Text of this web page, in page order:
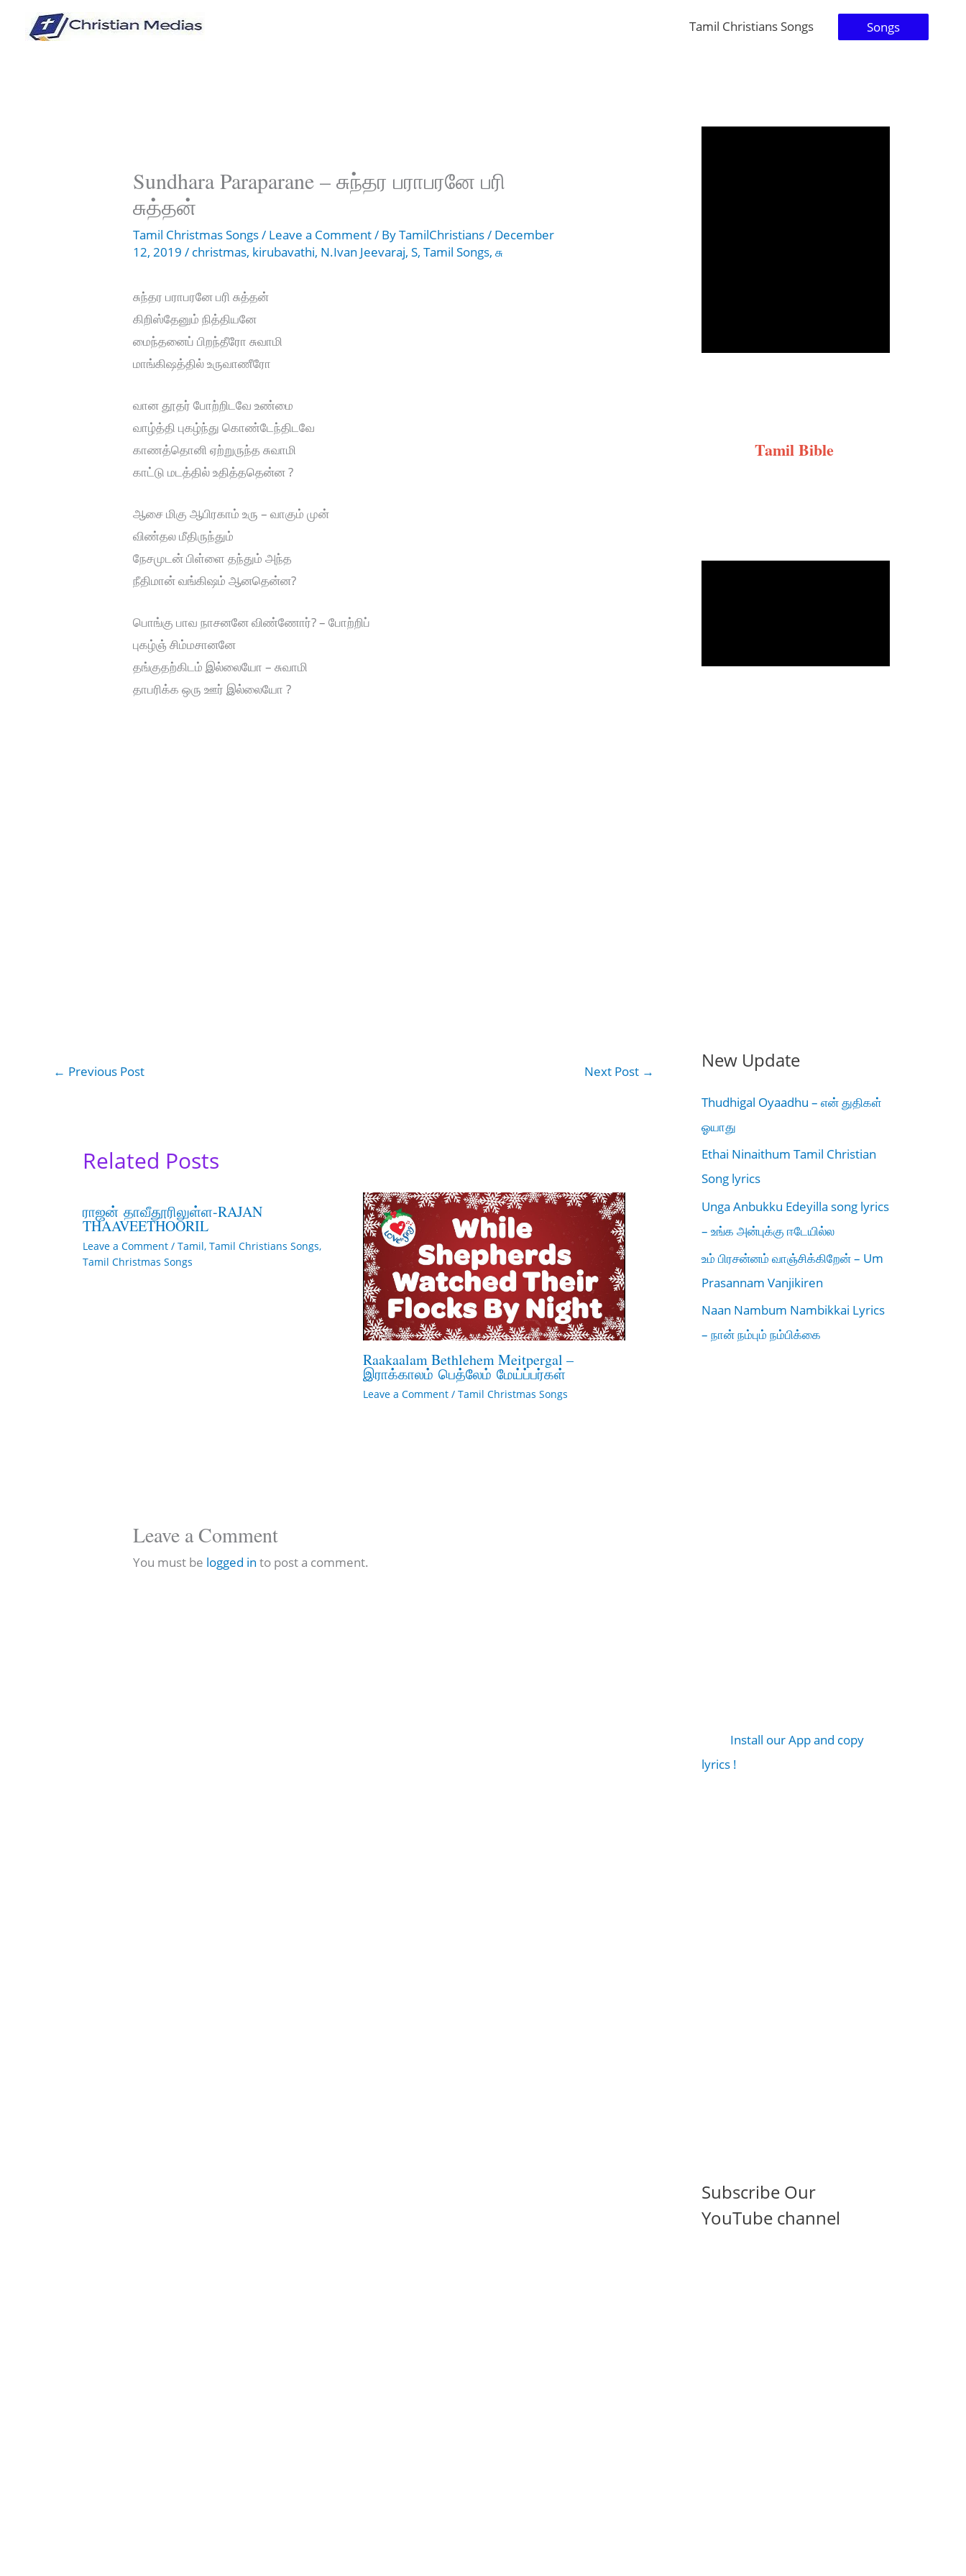
Tamil Christians Songs Songs
Sundhara Paraparane – சுந்தர பராபரனே பரி
சுத்தன்
Tamil Christmas Songs/ Leave a Comment/ ByTamilChristians/ December
12, 2019/ christmas, kirubavathi, N.Ivan Jeevaraj,S,Tamil Songs,சு
சுந்தர பராபரனே பரி சுத்தன்
கிறிஸ்தேனும் நித்தியனே
மைந்தனைப் பிறந்தீரோ சுவாமி
மாங்கிஷத்தில் உருவாணீரோ
வான தூதர் போற்றிடவே உண்மை
வாழ்த்தி புகழ்ந்து கொண்டேந்திடவே
காணத்தொனி ஏற்றுருந்த சுவாமி
காட்டு மடத்தில் உதித்ததென்ன ?
ஆசை மிகு ஆபிரகாம் உரு – வாகும் முன்
விண்தல மீதிருந்தும்
நேசமுடன் பிள்ளை தந்தும் அந்த
நீதிமான் வங்கிஷம் ஆனதென்ன?
பொங்கு பாவ நாசனனே விண்ணோர்? – போற்றிப்
புகழ்ஞ் சிம்மசானனே
தங்குதற்கிடம் இல்லையோ – சுவாமி
தாபரிக்க ஒரு ஊர் இல்லையோ ?
← Previous Post Next Post →
Related Posts
ராஜன் தாவீதூரிலுள்ள-RAJAN
THAAVEETHOORIL
Leave a Comment / Tamil, Tamil Christians Songs,
Tamil Christmas Songs
Raakaalam Bethlehem Meitpergal –
இராக்காலம் பெத்லேம் மேய்ப்பர்கள்
Leave a Comment / Tamil Christmas Songs
Leave a Comment
You must be logged in to post a comment.
Tamil Bible
New Update
Thudhigal Oyaadhu – என் துதிகள்
ஓயாது
Ethai Ninaithum Tamil Christian
Song lyrics
Unga Anbukku Edeyilla song lyrics
– உங்க அன்புக்கு ஈடேயில்ல
உம் பிரசன்னம் வாஞ்சிக்கிறேன் – Um
Prasannam Vanjikiren
Naan Nambum Nambikkai Lyrics
– நான் நம்பும் நம்பிக்கை
Install our App and copy
lyrics !
Subscribe Our
YouTube channel